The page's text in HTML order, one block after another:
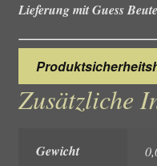
Lieferung mit Guess
Zusätzliche
Gewicht